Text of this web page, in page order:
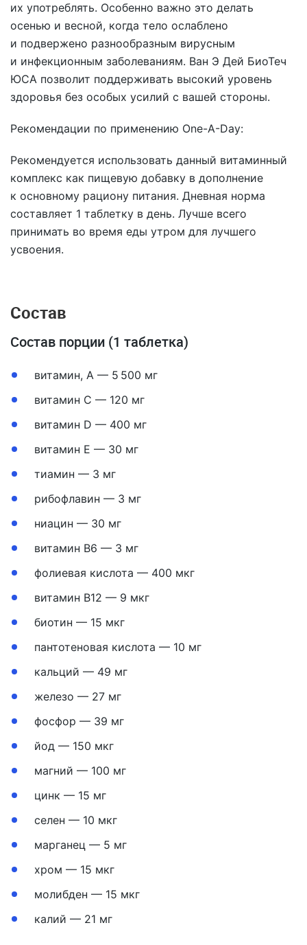
их употреблять. Особенно важно это делать
осенью и весной, когда тело ослаблено
и подвержено разнообразным вирусным
и инфекционным заболеваниям. Ван Э Дей БиоТеч
ЮСА позволит поддерживать высокий уровень
здоровья без особых усилий с вашей стороны.
Рекомендации по применению One-A-Day:
Рекомендуется использовать данный витаминный
комплекс как пищевую добавку в дополнение
к основному рациону питания. Дневная норма
составляет 1 таблетку в день. Лучше всего
принимать во время еды утром для лучшего
усвоения.
Состав
Состав порции (1 таблетка)
витамин, А — 5 500 мг
витамин С — 120 мг
витамин D — 400 мг
витамин E — 30 мг
тиамин — 3 мг
рибофлавин — 3 мг
ниацин — 30 мг
витамин B6 — 3 мг
фолиевая кислота — 400 мкг
витамин B12 — 9 мкг
биотин — 15 мкг
пантотеновая кислота — 10 мг
кальций — 49 мг
железо — 27 мг
фосфор — 39 мг
йод — 150 мкг
магний — 100 мг
цинк — 15 мг
селен — 10 мкг
марганец — 5 мг
хром — 15 мкг
молибден — 15 мкг
калий — 21 мг